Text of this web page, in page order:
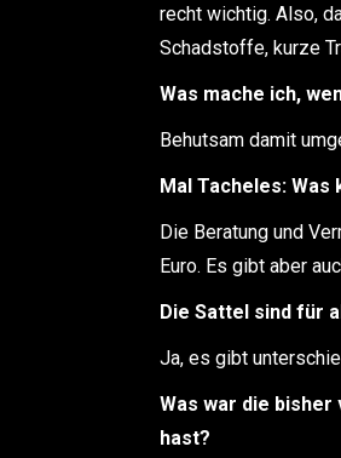
recht wichtig. Also,
Schadstoffe, kurze
Was mache ich,
Behutsam damit
Mal Tacheles: Was
Die Beratung und
Euro. Es gibt aber
Die Sattel sind für
Ja, es gibt
Was war die
hast?